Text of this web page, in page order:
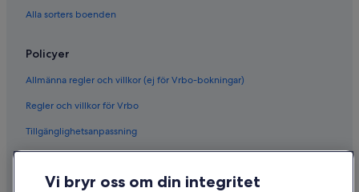
Alla sorters boenden
Policyer
Allmänna regler och villkor (ej för Vrbo-bokningar)
Regler och villkor för Vrbo
Tillgänglighetsanpassning
Sekretess
CookiesVi bryr oss om din integritet